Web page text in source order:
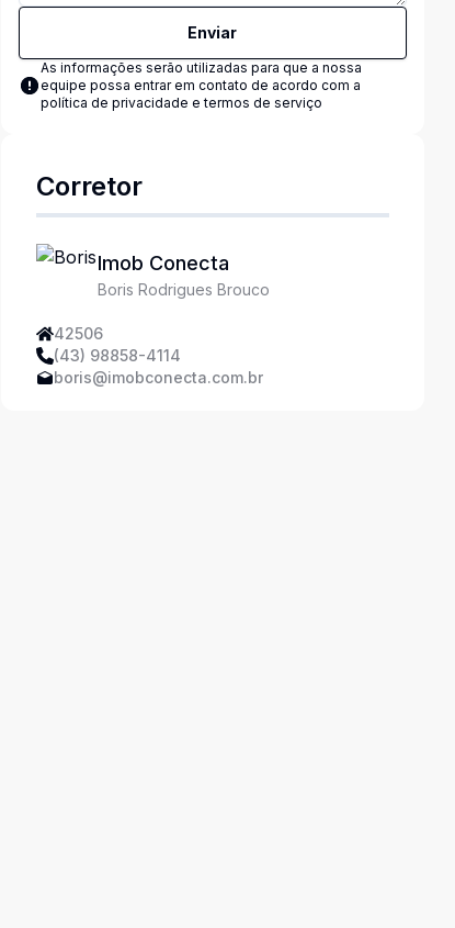
Enviar
As informações serão utilizadas para que a nossa
equipe possa entrar em contato de acordo com a
política de privacidade e termos de serviço
Corretor
Imob Conecta
Boris Rodrigues Brouco
42506
(43) 98858-4114
boris@imobconecta.com.br